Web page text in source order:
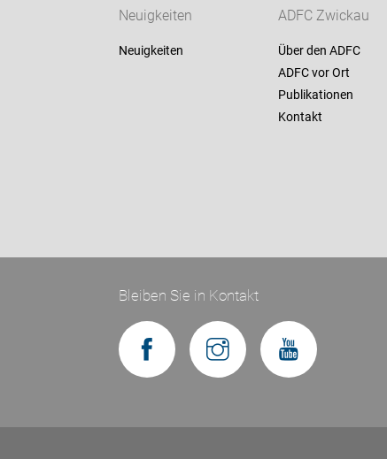
Neuigkeiten
Neuigkeiten
ADFC Zwickau
Über den ADFC
ADFC vor Ort
Publikationen
Kontakt
Bleiben Sie in Kontakt